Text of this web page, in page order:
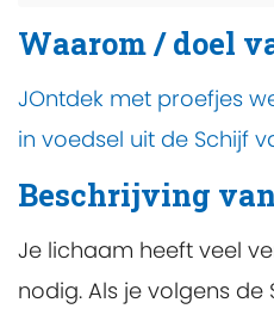
Waarom / doel
JOntdek met proefjes
in voedsel uit de Schijf
Beschrijving
Je lichaam heeft veel
nodig. Als je volgens de